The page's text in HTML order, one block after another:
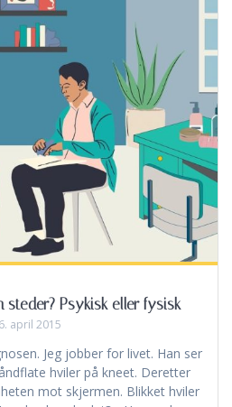
Psykisk eller fysisk
6. april 2015
Jeg jobber for livet. Han ser
hviler på kneet. Deretter
mot skjermen. Blikket hviler